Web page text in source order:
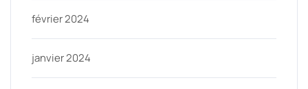
février 2024
janvier 2024